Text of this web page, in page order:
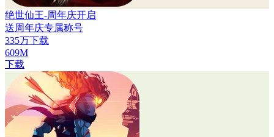
绝世仙王-周年庆开启
送周年庆专属称号
335万下载
609M
下载